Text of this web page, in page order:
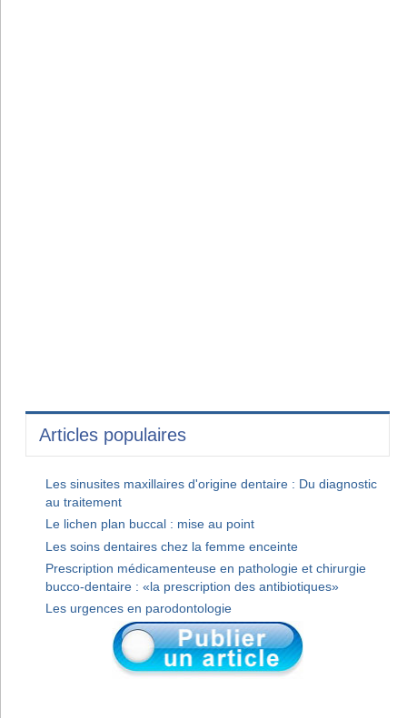
Articles populaires
Les sinusites maxillaires d'origine dentaire : Du diagnostic
au traitement
Le lichen plan buccal : mise au point
Les soins dentaires chez la femme enceinte
Prescription médicamenteuse en pathologie et chirurgie
bucco-dentaire : «la prescription des antibiotiques»
Les urgences en parodontologie